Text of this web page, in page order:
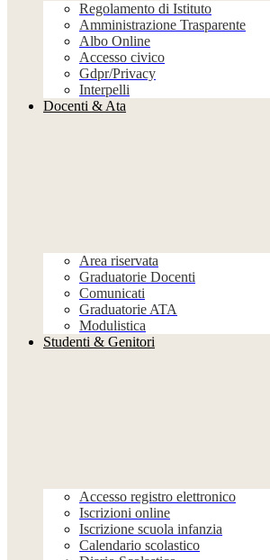
Regolamento di Istituto
Amministrazione Trasparente
Albo Online
Accesso civico
Gdpr/Privacy
Interpelli
Docenti & Ata
Area riservata
Graduatorie Docenti
Comunicati
Graduatorie ATA
Modulistica
Studenti & Genitori
Accesso registro elettronico
Iscrizioni online
Iscrizione scuola infanzia
Calendario scolastico